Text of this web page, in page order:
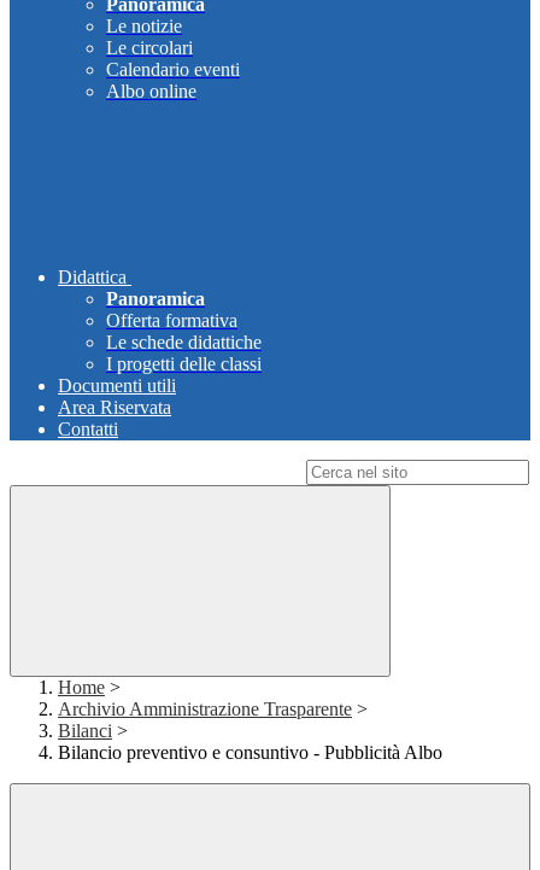
Panoramica
Le notizie
Le circolari
Calendario eventi
Albo online
Didattica
Panoramica
Offerta formativa
Le schede didattiche
I progetti delle classi
Documenti utili
Area Riservata
Contatti
Home >
Archivio Amministrazione Trasparente >
Bilanci >
Bilancio preventivo e consuntivo - Pubblicità Albo